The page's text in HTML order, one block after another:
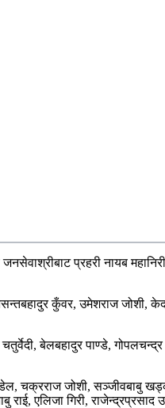
प्रहरी नायब
कुँवर, उमेशराज जोशी,
बेलबहादुर पाण्डे,
चक्रराज जोशी, सञ्जीवबाबु
एलिजा गिरी, राजेन्द्रप्रसाद